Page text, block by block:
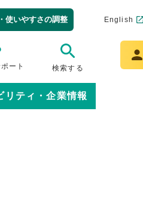
使いやすさの調整 English
ート 検索する
リティ・企業情報